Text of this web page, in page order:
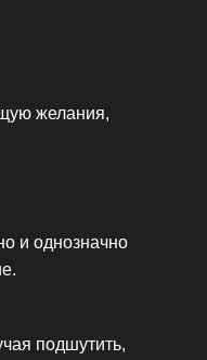
желания,
и однозначно
подшутить,